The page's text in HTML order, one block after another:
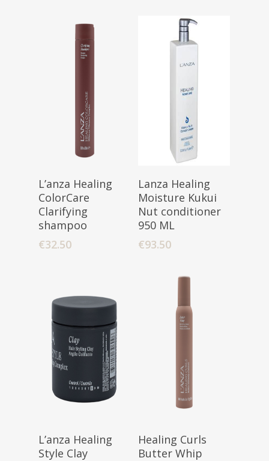
Toevoegen
Aan Winkelwagen
L’anza Healing
ColorCare
Clarifying
shampoo
€32.50
Toevoegen
Aan Winkelwagen
Lanza Healing
Moisture Kukui
Nut conditioner
950 ML
€93.50
Toevoegen
Aan Winkelwagen
L’anza Healing
Style Clay
Toevoegen
Aan Winkelwagen
Healing Curls
Butter Whip